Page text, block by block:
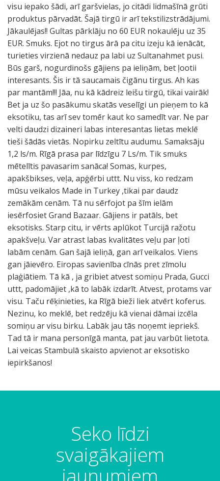
visu iepako šādi, arī garšvielas, jo citādi lidmašīnā grūti
produktus pārvadāt. Šajā tirgū ir arī tekstilizstrādājumi.
Jākaulējas!! Gultas pārklāju no 60 EUR nokaulēju uz 35
EUR. Smuks. Ejot no tirgus ārā pa citu izeju kā ienācāt,
turieties virzienā nedauz pa labi uz Sultanahmet pusi.
Būs garš, nogurdinošs gājiens pa ieliņām, bet ļootii
interesants. Šis ir tā saucamais čigānu tirgus. Ah kas
par mantām!!! Jāa, nu kā kādreiz leišu tirgū, tikai vairāk!
Bet ja uz šo pasākumu skatās veselīgi un pieņem to kā
eksotiku, tas arī sev tomēr kaut ko samedīt var. Ne par
velti daudzi dizaineri labas interesantas lietas meklē
tieši šādās vietās. Nopirku zeltītu audumu. Samaksāju
1,2 ls/m. Rīgā prasa par līdzīgu 7 Ls/m. Tik smuks
mētelītis pavasarim sanāca! Somas, kurpes,
apakšbikses, veļa, apģērbi uttt. Nu viss, ko redzam
mūsu veikalos Made in Turkey ,tikai par daudz
zemākām cenām. Tā nu sērfojot pa šīm ielām
iesērfosiet Grand Bazaar. Gājiens ir patāls, bet
eksotisks. Starp citu, ir vērts aplūkot Turcijā ražotu
apakšveļu. Var atrast labas kvalitātes veļu par ļoti
labām cenām. Gan šajā ieliņā, gan arī veikalos. Viens
gan jāievēro. Eiropas savienība cīnās pret zīmolu
plaģiātiem. Tā kā , ja gribiet atvest somiņu Prada, Gucci
uttt, padomājiet ,kā to labāk izdarīt. Atvest, protams var
visu. Taču rēķinieties, ka Rīgā bieži liek atvērt koferus.
Nezinu, ko meklē, bet redzēju kā vienai dāmai izcēla
somiņu ar visu birku. Labāk jau tās noņemt iepriekš.
Tad tā ir mana personīgā manta, pat jau varbūt lietota.
Lai veicas Stambulā skaisto apvienot ar eksotisko
iepirkšanos!
Seko līdzi
svaigākajiem
jaunumiem